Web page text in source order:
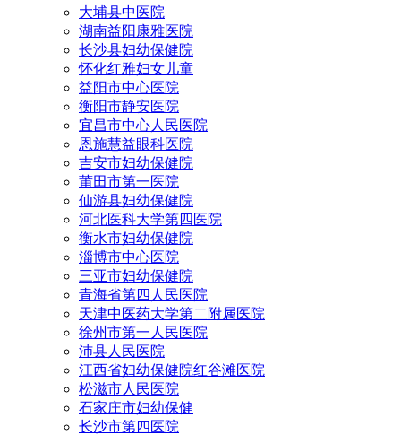
大埔县中医院
湖南益阳康雅医院
长沙县妇幼保健院
怀化红雅妇女儿童
益阳市中心医院
衡阳市静安医院
宜昌市中心人民医院
恩施慧益眼科医院
吉安市妇幼保健院
莆田市第一医院
仙游县妇幼保健院
河北医科大学第四医院
衡水市妇幼保健院
淄博市中心医院
三亚市妇幼保健院
青海省第四人民医院
天津中医药大学第二附属医院
徐州市第一人民医院
沛县人民医院
江西省妇幼保健院红谷滩医院
松滋市人民医院
石家庄市妇幼保健
长沙市第四医院